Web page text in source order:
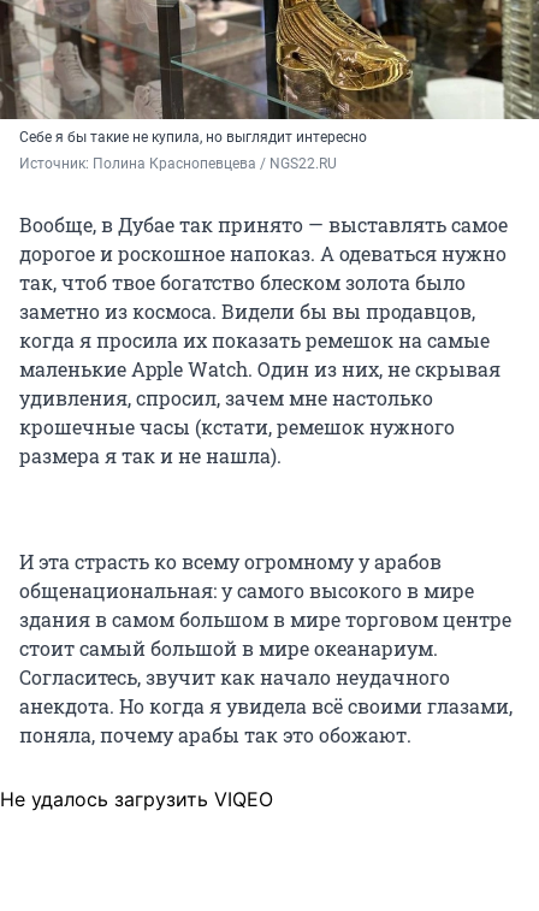
Себе я бы такие не купила, но выглядит интересно
Источник: Полина Краснопевцева / NGS22.RU
Вообще, в Дубае так принято — выставлять самое
дорогое и роскошное напоказ. А одеваться нужно
так, чтоб твое богатство блеском золота было
заметно из космоса. Видели бы вы продавцов,
когда я просила их показать ремешок на самые
маленькие Apple Watch. Один из них, не скрывая
удивления, спросил, зачем мне настолько
крошечные часы (кстати, ремешок нужного
размера я так и не нашла).
И эта страсть ко всему огромному у арабов
общенациональная: у самого высокого в мире
здания в самом большом в мире торговом центре
стоит самый большой в мире океанариум.
Согласитесь, звучит как начало неудачного
анекдота. Но когда я увидела всё своими глазами,
поняла, почему арабы так это обожают.
Не удалось загрузить VIQEO